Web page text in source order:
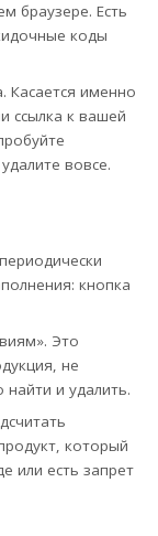
браузере. Есть
коды
Касается именно
ссылка к вашей
вовсе.
кнопка
Это
не
и удалить.
который
или есть запрет